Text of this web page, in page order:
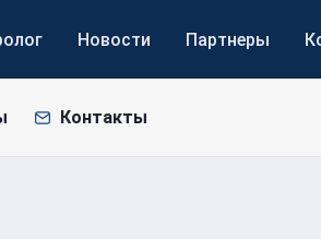
Новости Партнеры
Контакты